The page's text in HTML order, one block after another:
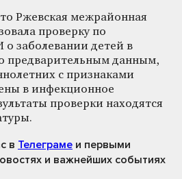
Ржевская межрайонная
проверку по
заболевании детей в
предварительным данным,
с признаками
в инфекционное
проверки находятся
в Телеграме и первыми
и важнейших событиях